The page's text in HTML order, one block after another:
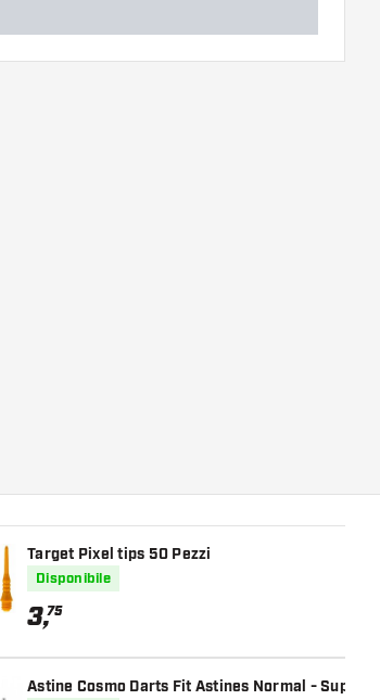
Target Pixel tips 50 Pezzi
Disponibile
3,75
Astine Cosmo Darts Fit Astines Normal - Super